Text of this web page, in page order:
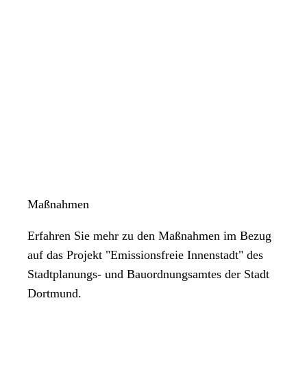
Maßnahmen
Erfahren Sie mehr zu den Maßnahmen im Bezug
auf das Projekt "Emissionsfreie Innenstadt" des
Stadtplanungs- und Bauordnungsamtes der Stadt
Dortmund.